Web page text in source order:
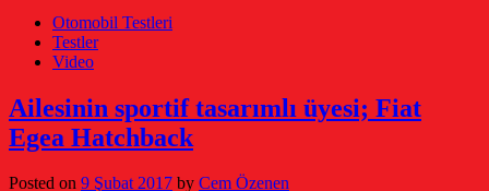
Otomobil Testleri
Testler
Video
Ailesinin sportif tasarımlı üyesi; Fiat
Egea Hatchback
Posted on 9 Şubat 2017 by Cem Özenen